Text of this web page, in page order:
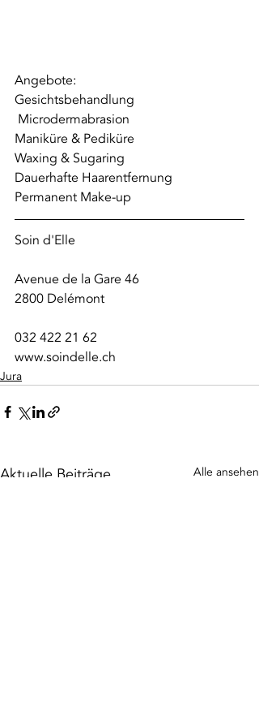
Angebote:
Gesichtsbehandlung
Microdermabrasion
Maniküre & Pediküre
Waxing & Sugaring
Dauerhafte Haarentfernung
Permanent Make-up
Soin d'Elle
Avenue de la Gare 46
2800 Delémont
032 422 21 62
www.soindelle.ch
Jura
Aktuelle Beiträge Alle ansehen